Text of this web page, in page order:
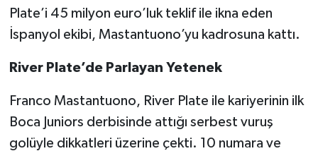
Plate’i 45 milyon euro’luk teklif ile ikna eden
İspanyol ekibi, Mastantuono’yu kadrosuna kattı.
River Plate’de Parlayan Yetenek
Franco Mastantuono, River Plate ile kariyerinin ilk
Boca Juniors derbisinde attığı serbest vuruş
golüyle dikkatleri üzerine çekti. 10 numara ve